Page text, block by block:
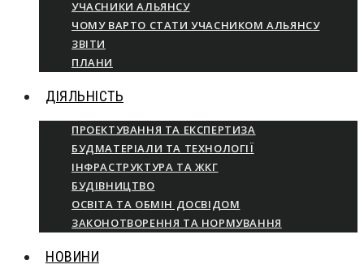
УЧАСНИКИ АЛЬЯНСУ
ЧОМУ ВАРТО СТАТИ УЧАСНИКОМ АЛЬЯНСУ
ЗВІТИ
ПЛАНИ
ДІЯЛЬНІСТЬ
ПРОЕКТУВАННЯ ТА ЕКСПЕРТИЗА
БУДМАТЕРІАЛИ ТА ТЕХНОЛОГІЇ
ІНФРАСТРУКТУРА ТА ЖКГ
БУДІВНИЦТВО
ОСВІТА ТА ОБМІН ДОСВІДОМ
ЗАКОНОТВОРЕННЯ ТА НОРМУВАННЯ
НОВИНИ